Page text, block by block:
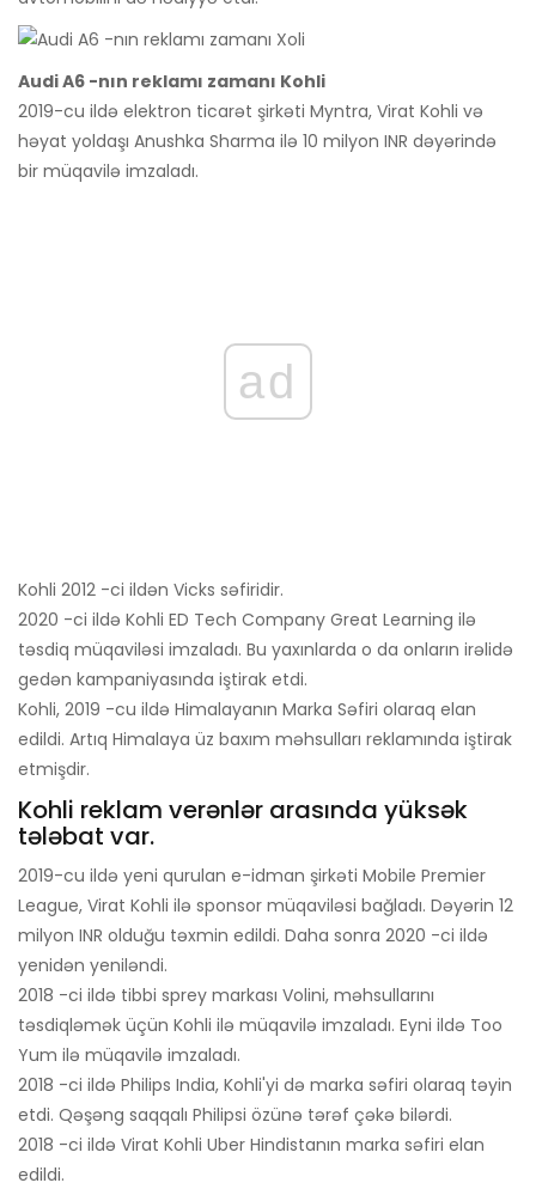
Audi A6 -nın reklamı zamanı Kohli
2019-cu ildə elektron ticarət şirkəti Myntra, Virat Kohli və
həyat yoldaşı Anushka Sharma ilə 10 milyon INR dəyərində
bir müqavilə imzaladı.
ad
Kohli 2012 -ci ildən Vicks səfiridir.
2020 -ci ildə Kohli ED Tech Company Great Learning ilə
təsdiq müqaviləsi imzaladı. Bu yaxınlarda o da onların irəlidə
gedən kampaniyasında iştirak etdi.
Kohli, 2019 -cu ildə Himalayanın Marka Səfiri olaraq elan
edildi. Artıq Himalaya üz baxım məhsulları reklamında iştirak
etmişdir.
Kohli reklam verənlər arasında yüksək
tələbat var.
2019-cu ildə yeni qurulan e-idman şirkəti Mobile Premier
League, Virat Kohli ilə sponsor müqaviləsi bağladı. Dəyərin 12
milyon INR olduğu təxmin edildi. Daha sonra 2020 -ci ildə
yenidən yeniləndi.
2018 -ci ildə tibbi sprey markası Volini, məhsullarını
təsdiqləmək üçün Kohli ilə müqavilə imzaladı. Eyni ildə Too
Yum ilə müqavilə imzaladı.
2018 -ci ildə Philips India, Kohli'yi də marka səfiri olaraq təyin
etdi. Qəşəng saqqalı Philipsi özünə tərəf çəkə bilərdi.
2018 -ci ildə Virat Kohli Uber Hindistanın marka səfiri elan
edildi.